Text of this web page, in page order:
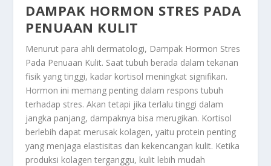
DAMPAK HORMON STRES PADA
PENUAAN KULIT
Menurut para ahli dermatologi, Dampak Hormon Stres
Pada Penuaan Kulit. Saat tubuh berada dalam tekanan
fisik yang tinggi, kadar kortisol meningkat signifikan.
Hormon ini memang penting dalam respons tubuh
terhadap stres. Akan tetapi jika terlalu tinggi dalam
jangka panjang, dampaknya bisa merugikan. Kortisol
berlebih dapat merusak kolagen, yaitu protein penting
yang menjaga elastisitas dan kekencangan kulit. Ketika
produksi kolagen terganggu, kulit lebih mudah